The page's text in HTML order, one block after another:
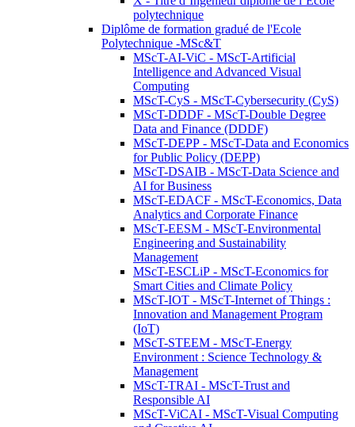
polytechnique
Diplôme de formation gradué de l'Ecole
Polytechnique -MSc&T
MScT-AI-ViC - MScT-Artificial
Intelligence and Advanced Visual
Computing
MScT-CyS - MScT-Cybersecurity (CyS)
MScT-DDDF - MScT-Double Degree
Data and Finance (DDDF)
MScT-DEPP - MScT-Data and Economics
for Public Policy (DEPP)
MScT-DSAIB - MScT-Data Science and
AI for Business
MScT-EDACF - MScT-Economics, Data
Analytics and Corporate Finance
MScT-EESM - MScT-Environmental
Engineering and Sustainability
Management
MScT-ESCLiP - MScT-Economics for
Smart Cities and Climate Policy
MScT-IOT - MScT-Internet of Things :
Innovation and Management Program
(IoT)
MScT-STEEM - MScT-Energy
Environment : Science Technology &
Management
MScT-TRAI - MScT-Trust and
Responsible AI
MScT-ViCAI - MScT-Visual Computing